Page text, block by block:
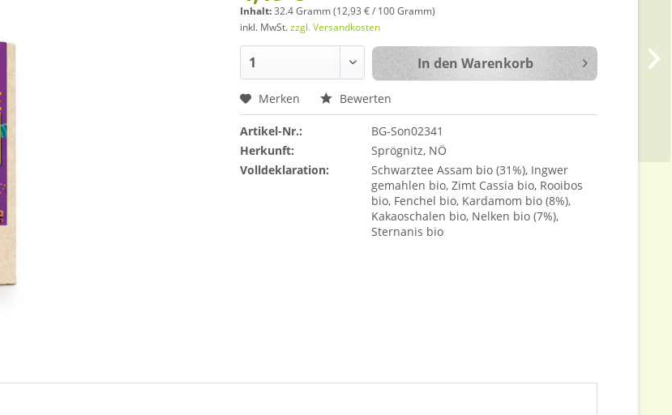
Inhalt:32.4 Gramm (12,93 € / 100 Gramm)
inkl. MwSt.zzgl. Versandkosten
In den Warenkorb
Merken Bewerten
Artikel-Nr.:
BG-Son02341
Herkunft:
Sprögnitz, NÖ
Volldeklaration:
Schwarztee Assam bio (31%), Ingwer
gemahlen bio, Zimt Cassia bio, Rooibos
bio, Fenchel bio, Kardamom bio (8%),
Kakaoschalen bio, Nelken bio (7%),
Sternanis bio